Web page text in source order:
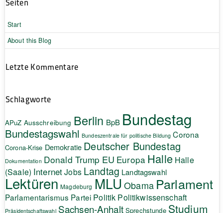
Start
About this Blog
Letzte Kommentare
Schlagworte
APuZ Ausschreibung Berlin BpB Bundestag
Bundestagswahl Bundeszentrale für politische Bildung Corona
Corona-Krise Demokratie Deutscher Bundestag
Dokumentation Donald Trump EU Europa Halle Halle
(Saale) InternetJobs Landtag Landtagswahl
Lektüren Magdeburg MLU Obama Parlament
Parlamentarismus Partei Politik Politikwissenschaft
Präsidentschaftswahl Sachsen-Anhalt Sprechstunde Studium